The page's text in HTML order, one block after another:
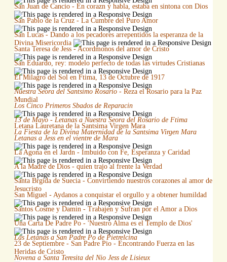
San Juan de Cancio - En corazn y habla, estaba en sintona con Dios
San Pablo de la Cruz - La Cumbre del Puro Amor
San Lucas - Dando a los pecadores arrepentidos la esperanza de la
Divina Misericordia
Santa Teresa de Jess - Acordmonos del amor de Cristo
San Eduardo, rey: modelo perfecto de todas las virtudes Cristianas
El Milagro del Sol en Ftima, 13 de Octubre de 1917
Nuestra Seora del Santsimo Rosario - Reza el Rosario para la Paz
Mundial
Los Cinco Primeros Sbados de Reparacin
13 de Mayo - Letanas a Nuestra Seora del Rosario de Ftima
Letana Lauretana de la Santsima Virgen Mara
La Fiesta de la Divina Maternidad de la Santsima Virgen Mara
Letanas a Jess en el vientre de Mara
La Agona en el Jardn - Imbuido con Fe, Esperanza y Caridad
A la Madre de Dios - quien trajo al frente la Verdad
Santa Brgida de Suecia - Convirtiendo nuestros corazones al amor de
Jesucristo
San Miguel - Aydanos a conquistar el orgullo y a obtener humildad
Santos Cosme y Damin - Trabajen y Sufran por el Amor a Dios
Una Carta De Padre Po - 'Nuestro Alma es el Templo de Dios'
Las Letanas a San Padre Po de Pietrelcina
23 de Septiembre - San Padre Pio - Encontrando Fuerza en las
Heridas de Cristo
Novena a Santa Teresita del Nio Jess de Lisieux